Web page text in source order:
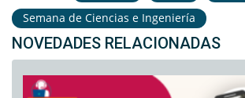
Semana de Ciencias e Ingeniería
NOVEDADES RELACIONADAS